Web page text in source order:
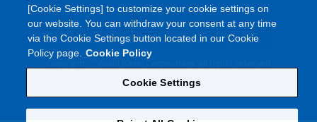
Copyright © Asahi Kasei Corporation. All rights reserved
[Cookie Settings] to customize your cookie settings on
our website. You can withdraw your consent at any time
via the Cookie Settings button located in our Cookie
Policy page. Cookie Policy
Cookie Settings